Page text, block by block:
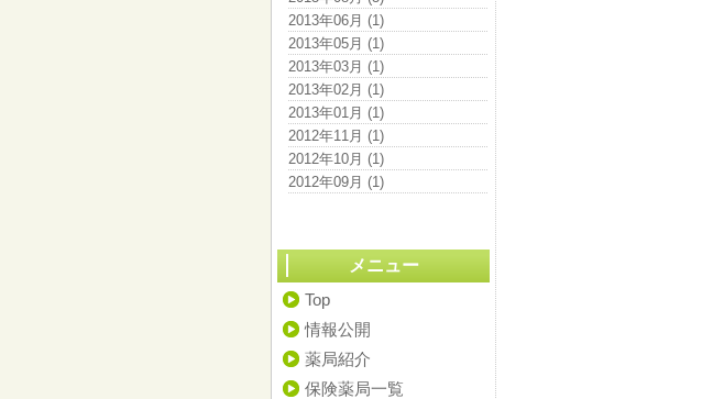
2013年06月 (1)
2013年05月 (1)
2013年03月 (1)
2013年02月 (1)
2013年01月 (1)
2012年11月 (1)
2012年10月 (1)
2012年09月 (1)
メニュー
Top
情報公開
薬局紹介
保険薬局一覧